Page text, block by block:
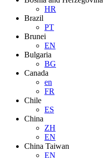
HR
Brazil
PT
Brunei
EN
Bulgaria
BG
Canada
en
FR
Chile
ES
China
ZH
EN
China Taiwan
EN